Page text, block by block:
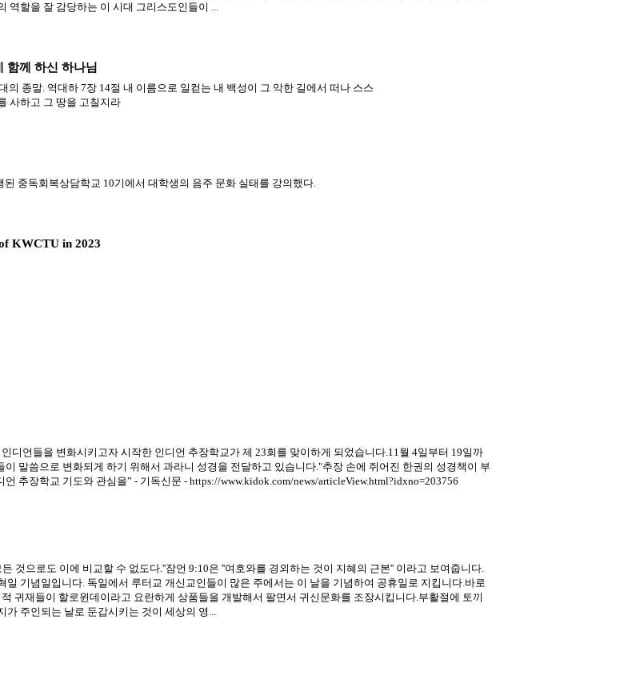
역할을 잘 감당하는 이 시대 그리스도인들이 ...
함께 하신 하나님
종말. 역대하 7장 14절 내 이름으로 일컫는 내 백성이 그 악한 길에서 떠나 스스
사하고 그 땅을 고칠지라
중독회복상담학교 10기에서 대학생의 음주 문화 실태를 강의했다.
KWCTU in 2023
디언들을 변화시키고자 시작한 인디언 추장학교가 제 23회를 맞이하게 되었습니다.11월 4일부터 19일까
말씀으로 변화되게 하기 위해서 과라니 성경을 전달하고 있습니다."추장 손에 쥐어진 한권의 성경책이 부
추장학교 기도와 관심을” - 기독신문 - https://www.kidok.com/news/articleView.html?idxno=203756
것으로도 이에 비교할 수 없도다.''잠언 9:10은 ''여호와를 경외하는 것이 지혜의 근본'' 이라고 보여줍니다.
일 기념일입니다. 독일에서 루터교 개신교인들이 많은 주에서는 이 날을 기념하여 공휴일로 지킵니다.바로
귀재들이 할로윈데이라고 요란하게 상품들을 개발해서 팔면서 귀신문화를 조장시킵니다.부활절에 토끼
가 주인되는 날로 둔갑시키는 것이 세상의 영...